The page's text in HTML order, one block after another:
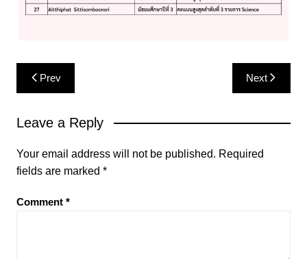
Post
navigation
Prev Next
Leave a Reply
Your email address will not be published. Required
fields are marked *
Comment *